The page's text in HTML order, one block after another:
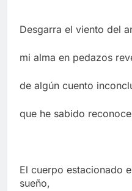
Desgarra el viento del
mi alma en pedazos
de algún cuento
que he sabido
El cuerpo estacionado
sueño,